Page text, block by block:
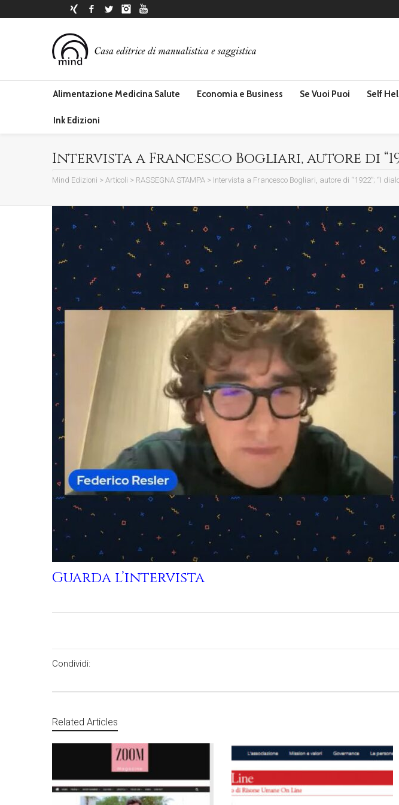
Xing Facebook
Twitter Instagram
Alimentazione Medicina Salute Economia e Business Se Vuoi Puoi Self
Ink Edizioni
Intervista a Francesco Bogliari, autore di
Mind Edizioni > Articoli > RASSEGNA STAMPA > Intervista a Francesco Bogliari, autore di “1922”; “I
Guarda l’intervista
Condividi:
Related Articles